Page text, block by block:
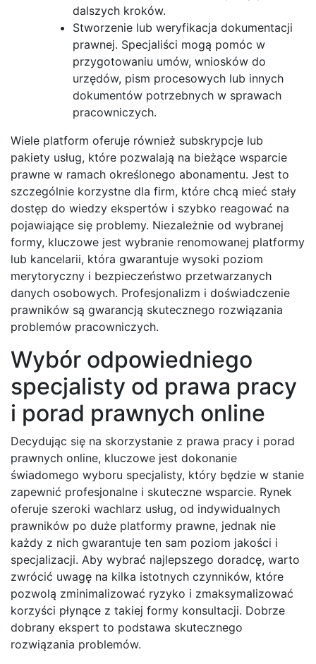
dalszych kroków.
Stworzenie lub weryfikacja dokumentacji
prawnej. Specjaliści mogą pomóc w
przygotowaniu umów, wniosków do
urzędów, pism procesowych lub innych
dokumentów potrzebnych w sprawach
pracowniczych.
Wiele platform oferuje również subskrypcje lub
pakiety usług, które pozwalają na bieżące wsparcie
prawne w ramach określonego abonamentu. Jest to
szczególnie korzystne dla firm, które chcą mieć stały
dostęp do wiedzy ekspertów i szybko reagować na
pojawiające się problemy. Niezależnie od wybranej
formy, kluczowe jest wybranie renomowanej platformy
lub kancelarii, która gwarantuje wysoki poziom
merytoryczny i bezpieczeństwo przetwarzanych
danych osobowych. Profesjonalizm i doświadczenie
prawników są gwarancją skutecznego rozwiązania
problemów pracowniczych.
Wybór odpowiedniego
specjalisty od prawa pracy
i porad prawnych online
Decydując się na skorzystanie z prawa pracy i porad
prawnych online, kluczowe jest dokonanie
świadomego wyboru specjalisty, który będzie w stanie
zapewnić profesjonalne i skuteczne wsparcie. Rynek
oferuje szeroki wachlarz usług, od indywidualnych
prawników po duże platformy prawne, jednak nie
każdy z nich gwarantuje ten sam poziom jakości i
specjalizacji. Aby wybrać najlepszego doradcę, warto
zwrócić uwagę na kilka istotnych czynników, które
pozwolą zminimalizować ryzyko i zmaksymalizować
korzyści płynące z takiej formy konsultacji. Dobrze
dobrany ekspert to podstawa skutecznego
rozwiązania problemów.